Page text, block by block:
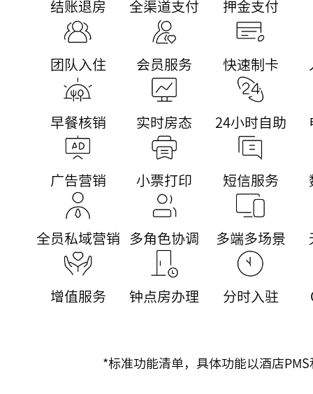
结账退房 全渠道支付 押金支付
团队入住 会员服务 快速制卡
早餐核销 实时房态 24小时自助
广告营销 小票打印 短信服务
全员私域营销 多角色协调 多端多场景
增值服务 钟点房办理 分时入驻
*标准功能清单，具体功能以酒店